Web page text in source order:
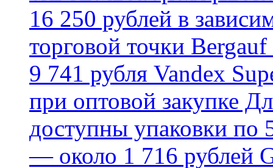
16 250 рублей в
торговой точки
9 741 рубля Vandex
при оптовой закупке
доступны упаковки по
— около 1 716 рублей